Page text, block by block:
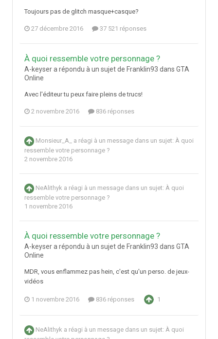
Toujours pas de glitch masque+casque?
27 décembre 2016 37 521 réponses
À quoi ressemble votre personnage ?
A-keyser a répondu à un sujet de Franklin93 dans GTA
Online
Avec l'éditeur tu peux faire pleins de trucs!
2 novembre 2016 836 réponses
Monsieur_A_ a réagi à un message dans un sujet: À quoi
ressemble votre personnage ?
2 novembre 2016
NeAlithyk a réagi à un message dans un sujet: À quoi
ressemble votre personnage ?
1 novembre 2016
À quoi ressemble votre personnage ?
A-keyser a répondu à un sujet de Franklin93 dans GTA
Online
MDR, vous enflammez pas hein, c'est qu'un perso. de jeux-
vidéos
1 novembre 2016 836 réponses 1
NeAlithyk a réagi à un message dans un sujet: À quoi